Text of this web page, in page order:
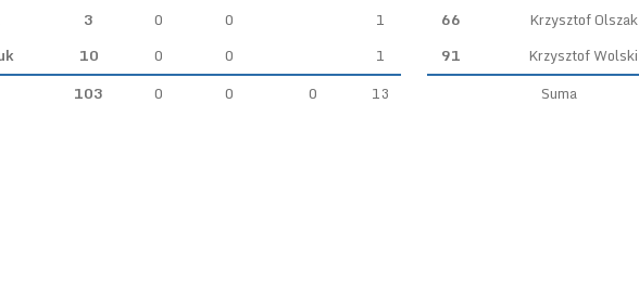
3 0 0
1
10 0 0
1
103 0 0 0 13
66
Krzysztof Olszak
91
Krzysztof Wolski
Suma